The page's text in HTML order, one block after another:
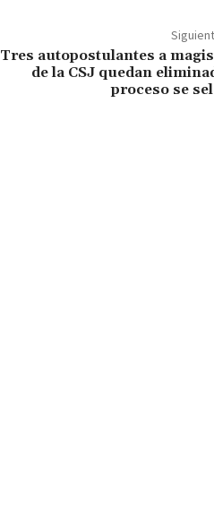
Tres autopostulantes a
de la CSJ quedan
proceso se